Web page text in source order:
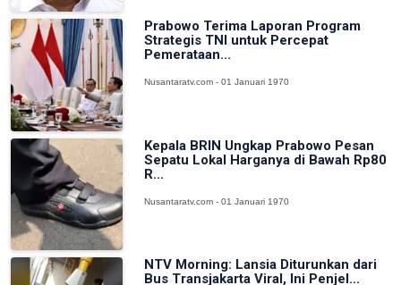
Prabowo Terima Laporan Program
Strategis TNI untuk Percepat
Pemerataan...
Nusantaratv.com - 01 Januari 1970
Kepala BRIN Ungkap Prabowo Pesan
Sepatu Lokal Harganya di Bawah Rp80
R...
Nusantaratv.com - 01 Januari 1970
NTV Morning: Lansia Diturunkan dari
Bus Transjakarta Viral, Ini Penjel...